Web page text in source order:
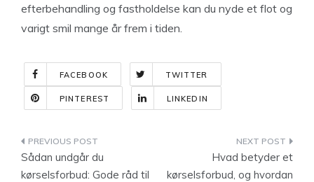
efterbehandling og fastholdelse kan du nyde et flot og
varigt smil mange år frem i tiden.
FACEBOOK TWITTER
PINTEREST LINKEDIN
Indlægsnavigation
Sådan undgår du
kørselsforbud: Gode råd til
Hvad betyder et
kørselsforbud, og hvordan